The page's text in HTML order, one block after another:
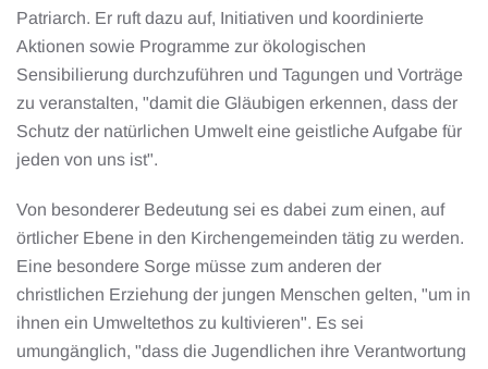
Patriarch. Er ruft dazu auf, Initiativen und koordinierte
Aktionen sowie Programme zur ökologischen
Sensibilierung durchzuführen und Tagungen und Vorträge
zu veranstalten, "damit die Gläubigen erkennen, dass der
Schutz der natürlichen Umwelt eine geistliche Aufgabe für
jeden von uns ist".
Von besonderer Bedeutung sei es dabei zum einen, auf
örtlicher Ebene in den Kirchengemeinden tätig zu werden.
Eine besondere Sorge müsse zum anderen der
christlichen Erziehung der jungen Menschen gelten, "um in
ihnen ein Umweltethos zu kultivieren". Es sei
umungänglich, "dass die Jugendlichen ihre Verantwortung